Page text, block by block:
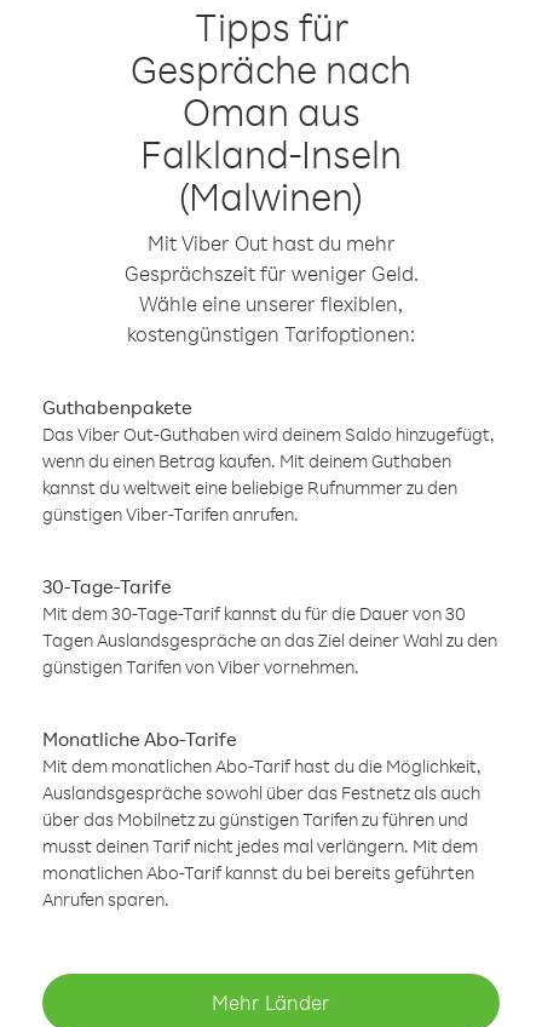
Tipps für
Gespräche nach
Oman aus
Falkland-Inseln
(Malwinen)
Mit Viber Out hast du mehr
Gesprächszeit für weniger Geld.
Wähle eine unserer flexiblen,
kostengünstigen Tarifoptionen:
Guthabenpakete
Das Viber Out-Guthaben wird deinem Saldo hinzugefügt,
wenn du einen Betrag kaufen. Mit deinem Guthaben
kannst du weltweit eine beliebige Rufnummer zu den
günstigen Viber-Tarifen anrufen.
30-Tage-Tarife
Mit dem 30-Tage-Tarif kannst du für die Dauer von 30
Tagen Auslandsgespräche an das Ziel deiner Wahl zu den
günstigen Tarifen von Viber vornehmen.
Monatliche Abo-Tarife
Mit dem monatlichen Abo-Tarif hast du die Möglichkeit,
Auslandsgespräche sowohl über das Festnetz als auch
über das Mobilnetz zu günstigen Tarifen zu führen und
musst deinen Tarif nicht jedes mal verlängern. Mit dem
monatlichen Abo-Tarif kannst du bei bereits geführten
Anrufen sparen.
Mehr Länder